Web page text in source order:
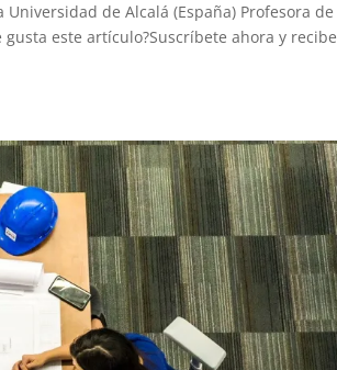
de Alcalá (España) Profesora de
gusta este artículo?Suscríbete ahora y recibe